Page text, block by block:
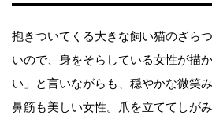
抱きついてくる大きな飼い猫のざら
いので、身をそらしている女性が描
い」と言いながらも、穏やかな微笑
鼻筋も美しい女性。爪を立ててしが